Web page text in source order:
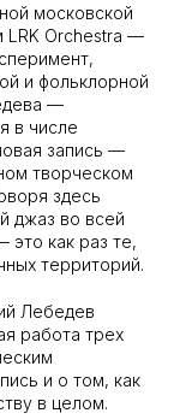
московской
LRK Orchestra —
и фольклорной
—
в числе
запись —
творческом
здесь
джаз во всей
это как раз те,
территорий.
Лебедев
работа трех
и о том, как
в целом.